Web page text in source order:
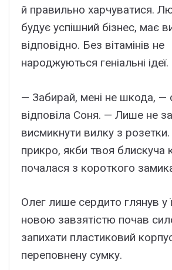
й правильно харчуватися.
будує успішний бізнес, має
відповідно. Без вітамінів не
народжуються геніальні ідеї.
— Забирай, мені не шкода, —
відповіла Соня. — Лише не
висмикнути вилку з
прикро, якби твоя блискуча
почалася з короткого
Олег лише сердито глянув у
новою завзятістю почав
запихати пластиковий
переповнену сумку.